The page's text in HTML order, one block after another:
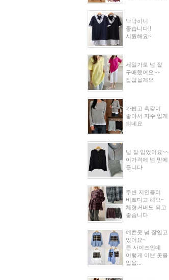
낙낙하니
좋습니다!!
시원해요~
세일가로 넘 잘
구매했어요~~
잡입을게요
가볍고 촉감이
좋아서 자주 입게
되네요
넘 잘 입었어요~~
이가격에 넘 맘에
듭니다
주변 지인들이
비쁘다고 해요~
체형커버도 되고
좋습니다
예쁜옷 넘 잘입고
있어요~
큰 사이즈인데
이렇게 이쁜 옷을
입을...